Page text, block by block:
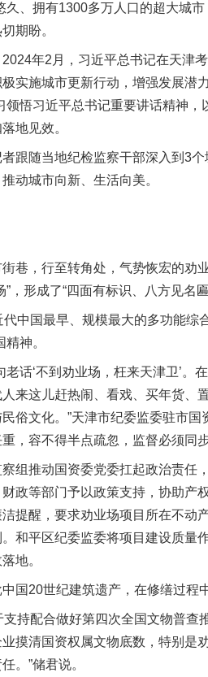
久、拥有1300多万人口的超大城
期盼。
年2月，习近平总书记在天津考
实施城市更新行动，增强发展潜
领悟习近平总书记重要讲话精神
地见效。
随当地纪检监察干部深入到3个
动城市向新、生活向美。
，行至转角处，气势恢宏的劝
，形成了“四面有标识、八方见名匾
国最早、规模最大的多功能综合
神。
‘不到劝业场，枉来天津卫’。
来这儿赶热闹、看戏、买年货、
俗文化。”天津市纪委监委驻市
，容不得半点疏忽，监督必须同
推动国资委党委扛起政治责任
政等部门予以政策支持，协助产
提醒，要求劝业场项目所在不动
和平区纪委监委将项目建设质量
地。
20世纪建筑遗产，在修缮过程
配合做好第四次全国文物普查
摸清国资权属文物底数，特别是
。”储君说。